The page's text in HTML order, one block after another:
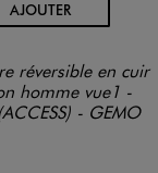
AJOUTERAU PANIER